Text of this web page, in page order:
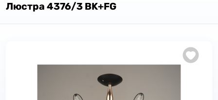
Люстра 4376/3 BK+FG